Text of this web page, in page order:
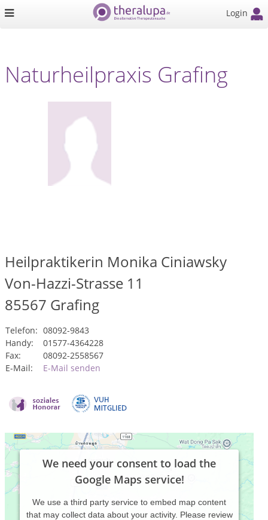
Login
Naturheilpraxis Grafing
Heilpraktikerin Monika Ciniawsky
Von-Hazzi-Strasse 11
85567 Grafing
Telefon: 08092-9843
Handy:
01577-4364228
Fax:
08092-2558567
E-Mail:
E-Mail senden
We need your consent to load the
Google Maps service!
We use a third party service to embed map content
that may collect data about your activity. Please review